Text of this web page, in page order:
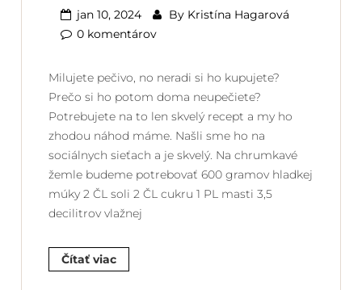
jan 10, 2024 By Kristína Hagarová
0 komentárov
Milujete pečivo, no neradi si ho kupujete?
Prečo si ho potom doma neupečiete?
Potrebujete na to len skvelý recept a my ho
zhodou náhod máme. Našli sme ho na
sociálnych sieťach a je skvelý. Na chrumkavé
žemle budeme potrebovať 600 gramov hladkej
múky 2 ČL soli 2 ČL cukru 1 PL masti 3,5
decilitrov vlažnej
Čítať viac